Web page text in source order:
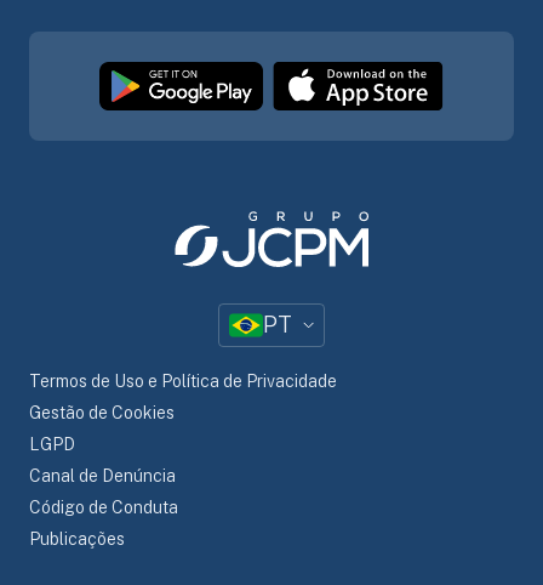
PT
Termos de Uso e Política de Privacidade
Gestão de Cookies
LGPD
Canal de Denúncia
Código de Conduta
Publicações